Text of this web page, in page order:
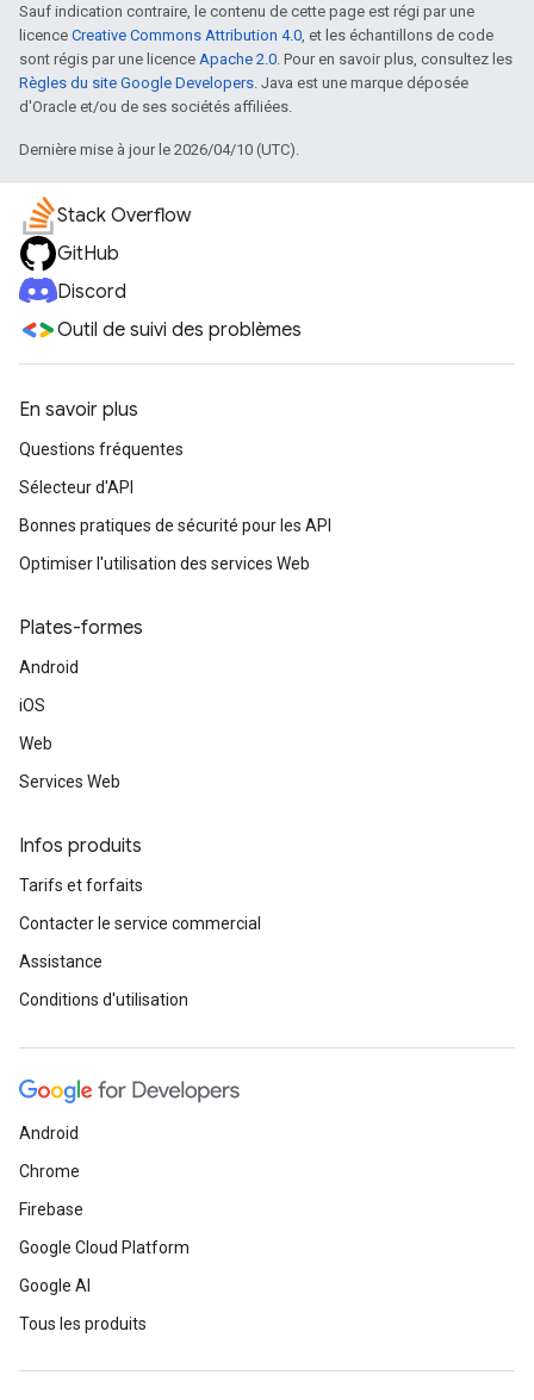
Sauf indication contraire, le contenu de cette page est régi par une
licence Creative Commons Attribution 4.0 , et les échantillons de code
sont régis par une licence Apache 2.0 . Pour en savoir plus, consultez les
Règles du site Google Developers . Java est une marque déposée
d'Oracle et/ou de ses sociétés affiliées.
Dernière mise à jour le 2026/04/10 (UTC).
Stack Overflow
GitHub
Discord
Outil de suivi des problèmes
En savoir plus
Questions fréquentes
Sélecteur d'API
Bonnes pratiques de sécurité pour les API
Optimiser l'utilisation des services Web
Plates-formes
Android
iOS
Web
Services Web
Infos produits
Tarifs et forfaits
Contacter le service commercial
Assistance
Conditions d'utilisation
Android
Chrome
Firebase
Google Cloud Platform
Google AI
Tous les produits